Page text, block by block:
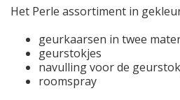
Het Perle assortiment in
geurkaarsen in twee
geurstokjes
navulling voor de
roomspray